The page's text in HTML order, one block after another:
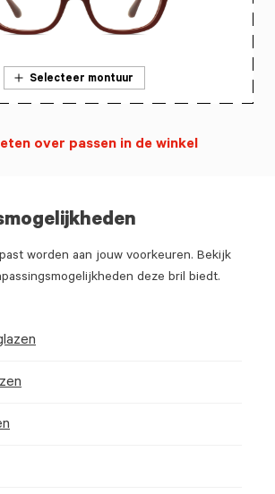
worden aan jouw voorkeuren. Bekijk
deze bril biedt.
Selecteer montuur
over passen in de winkel